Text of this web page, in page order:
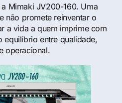
Mimaki JV200-160. Uma
não promete reinventar o
a vida a quem imprime com
equilíbrio entre qualidade,
operacional.